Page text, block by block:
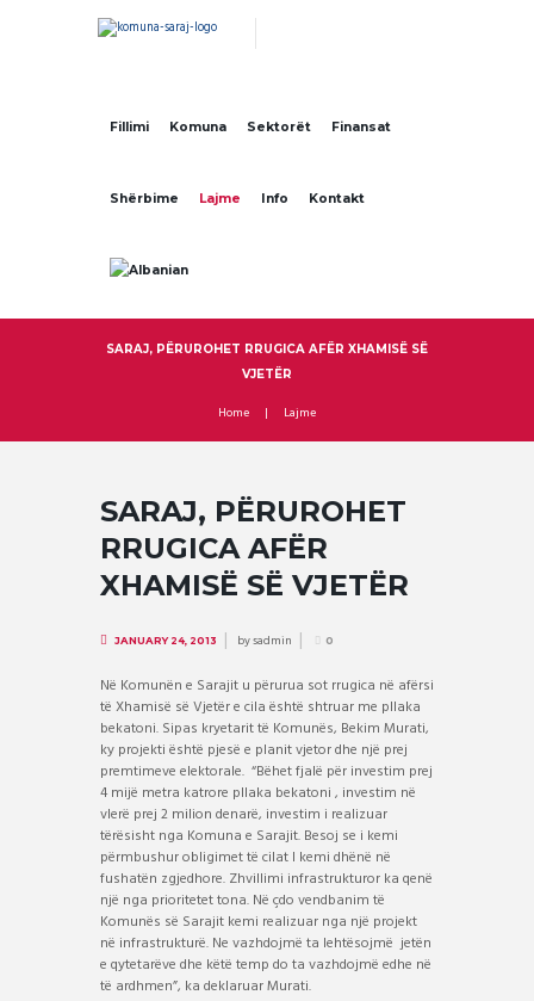
Fillimi Komuna Sektorët Finansat
Shërbime Lajme Info Kontakt
SARAJ, PËRUROHET RRUGICA AFËR XHAMISË SË
VJETËR
Home Lajme
SARAJ, PËRUROHET
RRUGICA AFËR
XHAMISË SË VJETËR
JANUARY 24, 2013 bysadmin 0
Në Komunën e Sarajit u përurua sot rrugica në afërsi
të Xhamisë së Vjetër e cila është shtruar me pllaka
bekatoni. Sipas kryetarit të Komunës, Bekim Murati,
ky projekti është pjesë e planit vjetor dhe një prej
premtimeve elektorale. “Bëhet fjalë për investim prej
4 mijë metra katrore pllaka bekatoni , investim në
vlerë prej 2 milion denarë, investim i realizuar
tërësisht nga Komuna e Sarajit. Besoj se i kemi
përmbushur obligimet të cilat I kemi dhënë në
fushatën zgjedhore. Zhvillimi infrastrukturor ka qenë
një nga prioritetet tona. Në çdo vendbanim të
Komunës së Sarajit kemi realizuar nga një projekt
në infrastrukturë. Ne vazhdojmë ta lehtësojmë jetën
e qytetarëve dhe këtë temp do ta vazhdojmë edhe në
të ardhmen”, ka deklaruar Murati.